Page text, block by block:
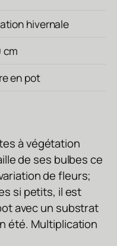
hivernale
cm
en pot
à végétation
de ses bulbes ce
de fleurs;
si petits, il est
avec un substrat
été. Multiplication